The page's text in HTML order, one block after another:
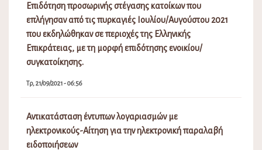
Επιδότηση προσωρινής στέγασης κατοίκων που
επλήγησαν από τις πυρκαγιές Ιουλίου/Αυγούστου 2021
που εκδηλώθηκαν σε περιοχές της Ελληνικής
Επικράτειας, με τη μορφή επιδότησης ενοικίου/
συγκατοίκησης.
Τρ, 21/09/2021 - 06:56
Αντικατάσταση έντυπων λογαριασμών με
ηλεκτρονικούς-Αίτηση για την ηλεκτρονική παραλαβή
ειδοποιήσεων